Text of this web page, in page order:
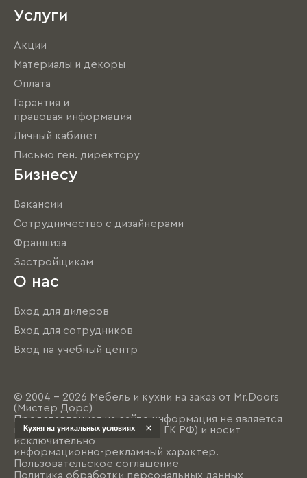
Услуги
Акции
Материалы и декоры
Оплата
Гарантия и
правовая информация
Личный кабинет
Письмо ген. директору
Бизнесу
Вакансии
Сотрудничество с дизайнерами
Франшиза
Застройщикам
О нас
Вход для дилеров
Вход для сотрудников
Вход на учебный центр
© 2004 - 2026 Мебель и кухни на заказ от Mr.Doors
(Мистер Дорс)
Представленная на сайте информация не является
публичной офертой (ст. 437 ГК РФ) и носит
исключительно
информационно-рекламный характер.
Пользовательское соглашение
Политика обработки персональных данных
Кухня на уникальных условиях